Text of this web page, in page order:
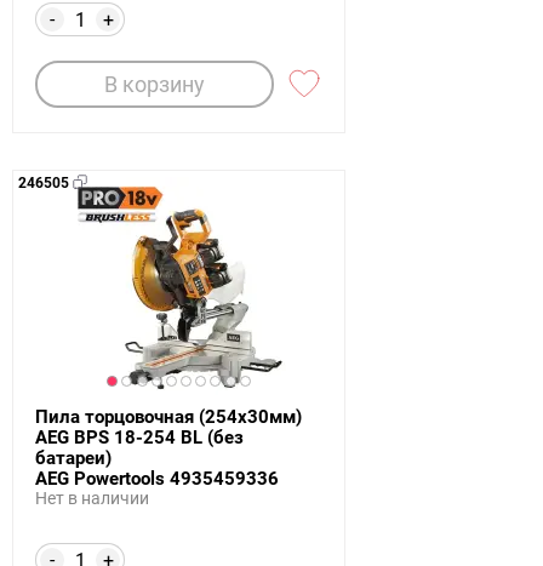
+
-
В корзину
246505
Пила торцовочная (254х30мм)
AEG BPS 18-254 BL (без
батареи)
AEG Powertools 4935459336
Нет в наличии
+
-